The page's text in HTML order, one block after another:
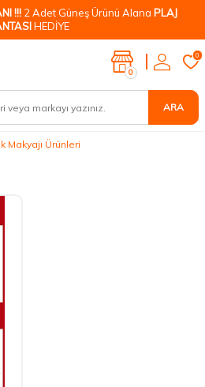
!!! 2 Adet Güneş Ürünü Alana PLAJ
HEDİYE
ARA
0
0
Makyajı Ürünleri